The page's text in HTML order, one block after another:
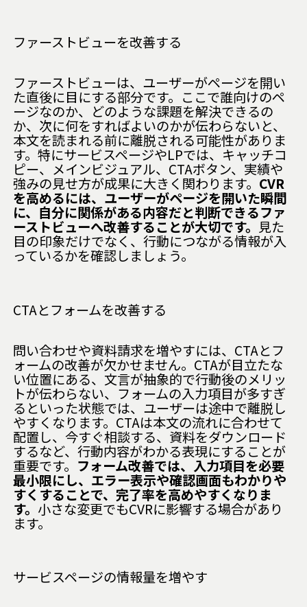
ファーストビューを改善する
ファーストビューは、ユーザーがページを開い
た直後に目にする部分です。ここで誰向けのペ
ージなのか、どのような課題を解決できるの
か、次に何をすればよいのかが伝わらないと、
本文を読まれる前に離脱される可能性がありま
す。特にサービスページやLPでは、キャッチコ
ピー、メインビジュアル、CTAボタン、実績や
強みの見せ方が成果に大きく関わります。 CVR
を高めるには、ユーザーがページを開いた瞬間
に、自分に関係がある内容だと判断できるファ
ーストビューへ改善することが大切です。 見た
目の印象だけでなく、行動につながる情報が入
っているかを確認しましょう。
CTAとフォームを改善する
問い合わせや資料請求を増やすには、CTAとフ
ォームの改善が欠かせません。CTAが目立たな
い位置にある、文言が抽象的で行動後のメリッ
トが伝わらない、フォームの入力項目が多すぎ
るといった状態では、ユーザーは途中で離脱し
やすくなります。CTAは本文の流れに合わせて
配置し、今すぐ相談する、資料をダウンロード
するなど、行動内容がわかる表現にすることが
重要です。 フォーム改善では、入力項目を必要
最小限にし、エラー表示や確認画面もわかりや
すくすることで、完了率を高めやすくなりま
す。 小さな変更でもCVRに影響する場合があり
ます。
サービスページの情報量を増やす